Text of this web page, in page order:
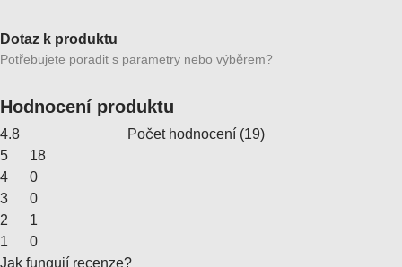
Dotaz k produktu
Potřebujete poradit s parametry nebo výběrem?
Hodnocení produktu
4.8 Počet hodnocení (19)
5
18
4
0
3
0
2
1
1
0
Jak fungují recenze?